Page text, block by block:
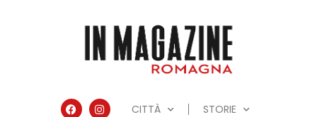
CITTÀ STORIE